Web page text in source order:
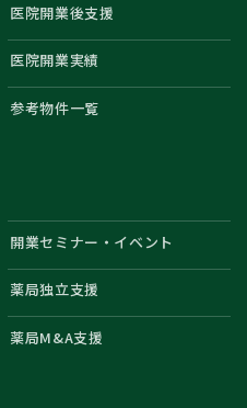
医院開業後支援
医院開業実績
参考物件一覧
開業セミナー・イベント
薬局独立支援
薬局M&A支援